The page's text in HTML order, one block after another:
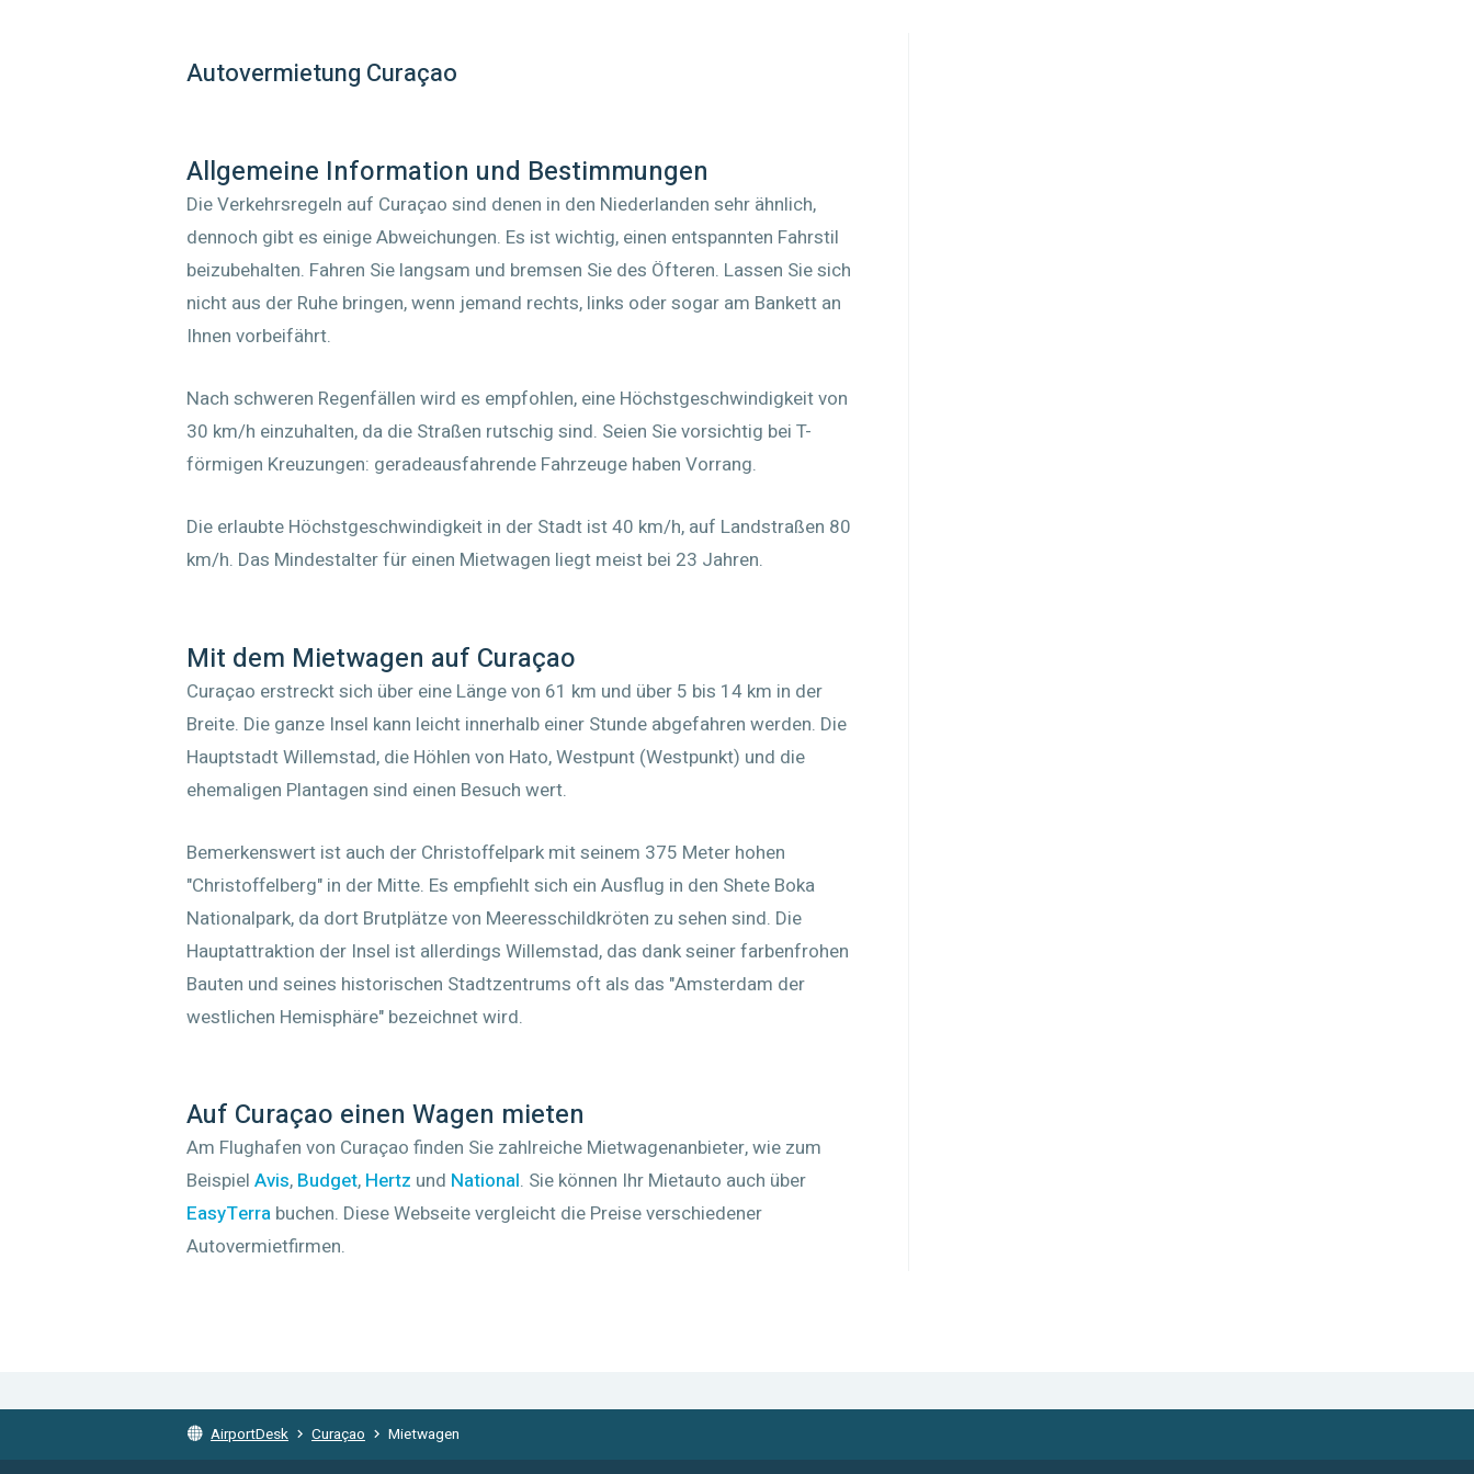
Autovermietung Curaçao
Allgemeine Information und Bestimmungen
Die Verkehrsregeln auf Curaçao sind denen in den Niederlanden sehr ähnlich,
dennoch gibt es einige Abweichungen. Es ist wichtig, einen entspannten Fahrstil
beizubehalten. Fahren Sie langsam und bremsen Sie des Öfteren. Lassen Sie sich
nicht aus der Ruhe bringen, wenn jemand rechts, links oder sogar am Bankett an
Ihnen vorbeifährt.
Nach schweren Regenfällen wird es empfohlen, eine Höchstgeschwindigkeit von
30 km/h einzuhalten, da die Straßen rutschig sind. Seien Sie vorsichtig bei T-
förmigen Kreuzungen: geradeausfahrende Fahrzeuge haben Vorrang.
Die erlaubte Höchstgeschwindigkeit in der Stadt ist 40 km/h, auf Landstraßen 80
km/h. Das Mindestalter für einen Mietwagen liegt meist bei 23 Jahren.
Mit dem Mietwagen auf Curaçao
Curaçao erstreckt sich über eine Länge von 61 km und über 5 bis 14 km in der
Breite. Die ganze Insel kann leicht innerhalb einer Stunde abgefahren werden. Die
Hauptstadt Willemstad, die Höhlen von Hato, Westpunt (Westpunkt) und die
ehemaligen Plantagen sind einen Besuch wert.
Bemerkenswert ist auch der Christoffelpark mit seinem 375 Meter hohen
"Christoffelberg" in der Mitte. Es empfiehlt sich ein Ausflug in den Shete Boka
Nationalpark, da dort Brutplätze von Meeresschildkröten zu sehen sind. Die
Hauptattraktion der Insel ist allerdings Willemstad, das dank seiner farbenfrohen
Bauten und seines historischen Stadtzentrums oft als das "Amsterdam der
westlichen Hemisphäre" bezeichnet wird.
Auf Curaçao einen Wagen mieten
Am Flughafen von Curaçao finden Sie zahlreiche Mietwagenanbieter, wie zum
Beispiel Avis, Budget, Hertz und National. Sie können Ihr Mietauto auch über
EasyTerra buchen. Diese Webseite vergleicht die Preise verschiedener
Autovermietfirmen.
AirportDesk Curaçao Mietwagen